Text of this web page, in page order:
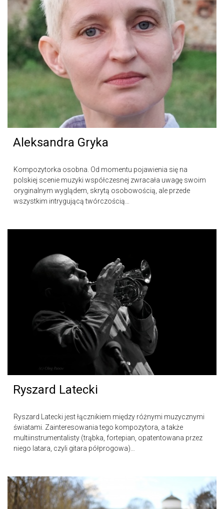
Aleksandra Gryka
Kompozytorka osobna. Od momentu pojawienia się na
polskiej scenie muzyki współczesnej zwracała uwagę swoim
oryginalnym wyglądem, skrytą osobowością, ale przede
wszystkim intrygującą twórczością…
Ryszard Latecki
Ryszard Latecki jest łącznikiem między różnymi muzycznymi
światami. Zainteresowania tego kompozytora, a także
multiinstrumentalisty (trąbka, fortepian, opatentowana przez
niego latara, czyli gitara półprogowa)…